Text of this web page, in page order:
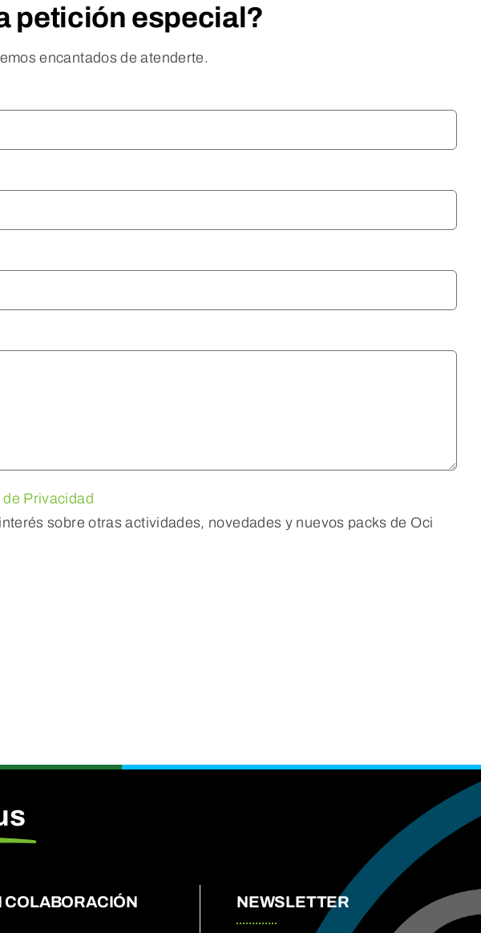
petición especial?
encantados de atenderte.
Privacidad
sobre otras actividades, novedades y nuevos packs de Oci
COLABORACIÓN NEWSLETTER